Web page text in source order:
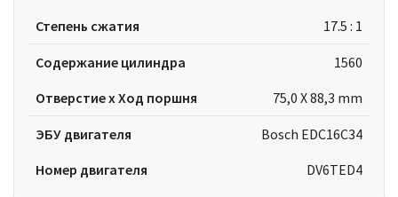
Степень сжатия
17.5 : 1
Содержание цилиндра
1560
Отверстие x Ход поршня
75,0 X 88,3 mm
ЭБУ двигателя
Bosch EDC16C34
Номер двигателя
DV6TED4